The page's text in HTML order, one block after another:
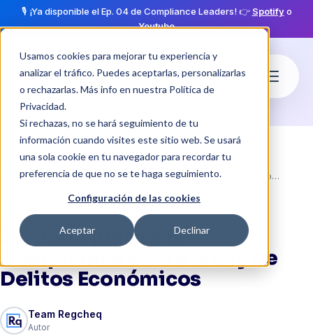
Usamos cookies para mejorar tu experiencia y
analizar el tráfico. Puedes aceptarlas, personalizarlas
o rechazarlas. Más info en nuestra Política de
Privacidad.
Si rechazas, no se hará seguimiento de tu
información cuando visites este sitio web. Se usará
una sola cookie en tu navegador para recordar tu
preferencia de que no se te haga seguimiento.
Configuración de las cookies
Aceptar Declinar
🎙️ ¡Ya disponible el Ep. 04 de Compliance Leaders! 👉 Spotifyo
Youtube
Jornada junto a BH Compliance sobre la Ley de Delitos Económicos
schedule2 min de lectura
Jornada junto a BH
Compliance sobre la Ley de
Delitos Económicos
Team Regcheq
Autor